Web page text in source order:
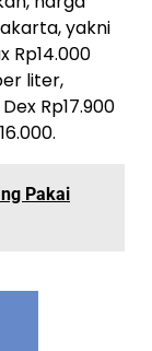
yakni
Rp14.000
liter,
Rp17.900
Pakai